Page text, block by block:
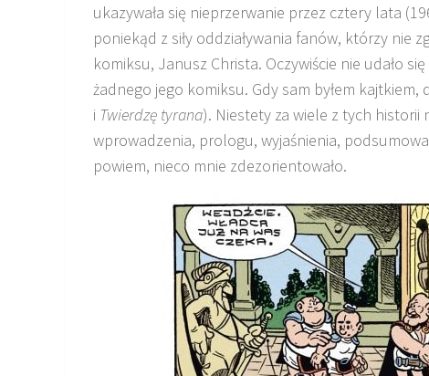
ukazywała się nieprzerwanie przez cztery lata
poniekąd z siły oddziaływania fanów, którzy nie
komiksu, Janusz Christa. Oczywiście nie udało
żadnego jego komiksu. Gdy sam byłem
i Twierdzę tyrana). Niestety za wiele z tych historii
wprowadzenia, prologu, wyjaśnienia,
powiem, nieco mnie zdezorientowało.